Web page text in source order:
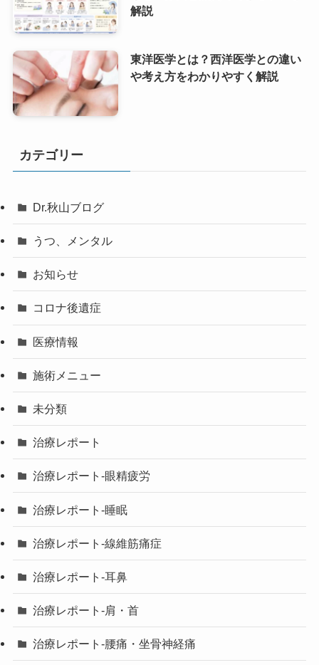
解説
東洋医学とは？西洋医学との違い
や考え方をわかりやすく解説
カテゴリー
Dr.秋山ブログ
うつ、メンタル
お知らせ
コロナ後遺症
医療情報
施術メニュー
未分類
治療レポート
治療レポート-眼精疲労
治療レポート-睡眠
治療レポート-線維筋痛症
治療レポート-耳鼻
治療レポート-肩・首
治療レポート-腰痛・坐骨神経痛